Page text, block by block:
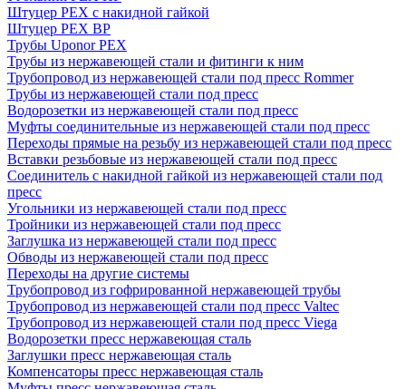
Штуцер PEX c накидной гайкой
Штуцер PEX ВР
Трубы Uponor PEX
Трубы из нержавеющей стали и фитинги к ним
Трубопровод из нержавеющей стали под пресс Rommer
Трубы из нержавеющей стали под пресс
Водорозетки из нержавеющей стали под пресс
Муфты соединительные из нержавеющей стали под пресс
Переходы прямые на резьбу из нержавеющей стали под пресс
Вставки резьбовые из нержавеющей стали под пресс
Соединитель с накидной гайкой из нержавеющей стали под
пресс
Угольники из нержавеющей стали под пресс
Тройники из нержавеющей стали под пресс
Заглушка из нержавеющей стали под пресс
Обводы из нержавеющей стали под пресс
Переходы на другие системы
Трубопровод из гофрированной нержавеющей трубы
Трубопровод из нержавеющей стали под пресс Valtec
Трубопровод из нержавеющей стали под пресс Viega
Водорозетки пресс нержавеющая сталь
Заглушки пресс нержавеющая сталь
Компенсаторы пресс нержавеющая сталь